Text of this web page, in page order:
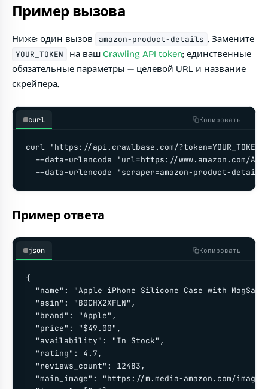
Пример вызова
Ниже: один вызов amazon-product-details . Замените
YOUR_TOKEN на ваш Crawling API token; единственные
обязательные параметры — целевой URL и название
скрейпера.
curl Копировать
curl 'https://api.crawlbase.com/
--data-urlencode 'url=https://www.amazon.com/
--data-urlencode 'scraper=amazon-product-
Пример ответа
json Копировать
{
"name": "Apple iPhone Silicone Case with
  "asin": "B0CHX2XFLN",
  "brand": "Apple",
  "price": "$49.00",
  "availability": "In Stock",
  "rating": 4.7,
  "reviews_count": 12483,
"main_image": "https://m.media-amazon.com/